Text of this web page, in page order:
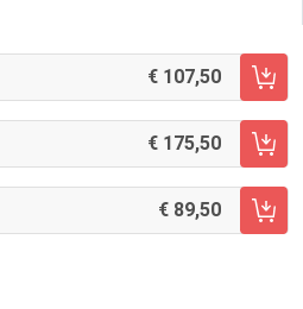
107,50
175,50
89,50